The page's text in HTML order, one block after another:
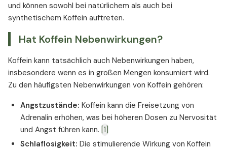
und können sowohl bei natürlichem als auch bei
synthetischem Koffein auftreten.
Hat Koffein Nebenwirkungen?
Koffein kann tatsächlich auch Nebenwirkungen haben,
insbesondere wenn es in großen Mengen konsumiert wird.
Zu den häufigsten Nebenwirkungen von Koffein gehören:
Angstzustände: Koffein kann die Freisetzung von
Adrenalin erhöhen, was bei höheren Dosen zu Nervosität
und Angst führen kann. [1]
Schlaflosigkeit: Die stimulierende Wirkung von Koffein